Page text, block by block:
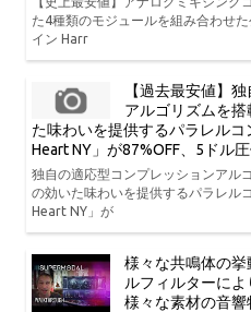
た4種類のモジュールを組み合わせ
イン Harr
【過去最安値】
アルゴリズムを
た味わいを提供するパラレル
Heart NY」が87%OFF、5ドル
独自の適応型コンプレッションアル
の効いた味わいを提供するパラレル
Heart NY」が
様々な共鳴体の
ルフィルターに
様々な素材の音